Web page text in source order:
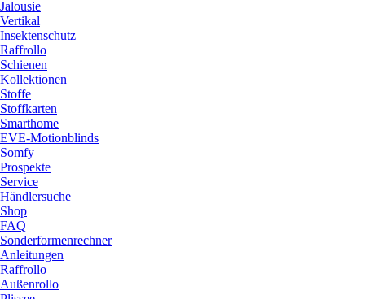
Jalousie
Vertikal
Insektenschutz
Raffrollo
Schienen
Kollektionen
Stoffe
Stoffkarten
Smarthome
EVE-Motionblinds
Somfy
Prospekte
Service
Händlersuche
Shop
FAQ
Sonderformenrechner
Anleitungen
Raffrollo
Außenrollo